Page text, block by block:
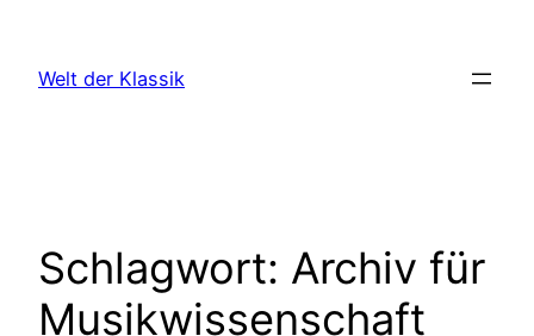
springen
Welt der Klassik
Schlagwort: Archiv für
Musikwissenschaft